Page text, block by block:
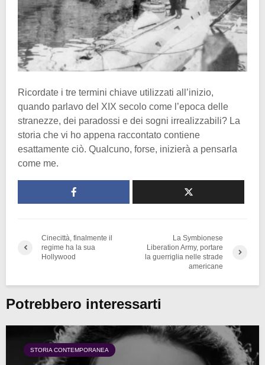
Ricordate i tre termini chiave utilizzati all’inizio,
quando parlavo del XIX secolo come l’epoca delle
stranezze, dei paradossi e dei sogni irrealizzabili? La
storia che vi ho appena raccontato contiene
esattamente ciò. Qualcuno, forse, inizierà a pensarla
come me.
Cinecittà, finalmente il
regime ha la sua
Hollywood
La Symbionese
Liberation Army, portare
la guerriglia nelle strade
americane
Potrebbero interessarti
STORIA CONTEMPORANEA